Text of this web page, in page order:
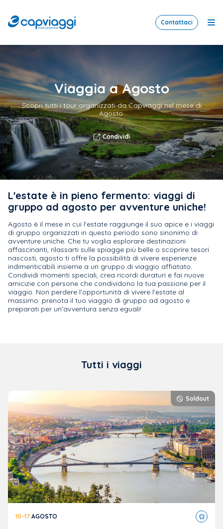
Contattaci
Viaggia a Agosto
Scopri tutti i tour organizzati da Capviaggi nel mese di
Agosto.
Condividi
L'estate è in pieno fermento: viaggi di
gruppo ad agosto per avventure uniche!
Agosto è il mese in cui l'estate raggiunge il suo apice e i viaggi
di gruppo organizzati in questo periodo sono sinonimo di
avventure uniche. Che tu voglia esplorare destinazioni
affascinanti, rilassarti sulle spiagge più belle o scoprire tesori
nascosti, agosto ti offre la possibilità di vivere esperienze
indimenticabili insieme a un gruppo di viaggio affiatato.
Condividi momenti speciali, crea ricordi duraturi e fai nuove
amicizie con persone che condividono la tua passione per il
viaggio. Non perdere l'opportunità di vivere l'estate al
massimo: prenota il tuo viaggio di gruppo ad agosto e
preparati per un'avventura senza eguali!
Tutti i viaggi
Soldout
10-17 AGOSTO
Tour
in